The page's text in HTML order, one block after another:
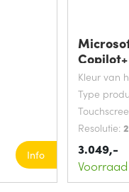
Info
Kleur van
Type
Resolutie:
3.049,-
Voorraad